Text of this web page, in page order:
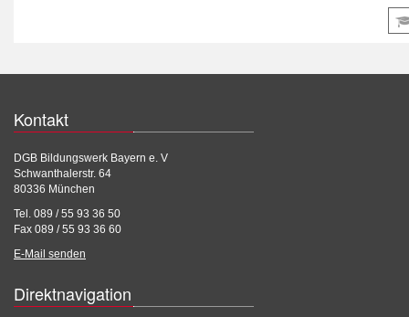
Kontakt
DGB Bildungswerk Bayern e. V
Schwanthalerstr. 64
80336 München
Tel. 089 / 55 93 36 50
Fax 089 / 55 93 36 60
E-Mail senden
Direktnavigation